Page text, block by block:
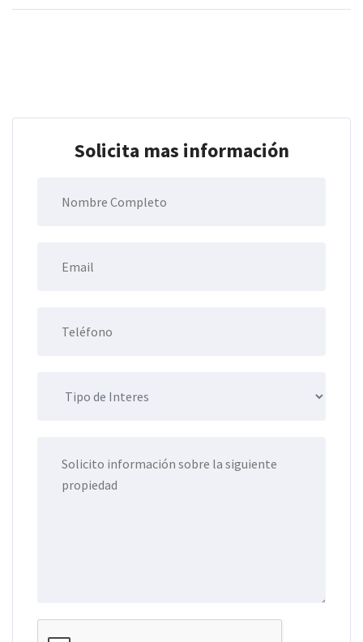
Solicita mas información